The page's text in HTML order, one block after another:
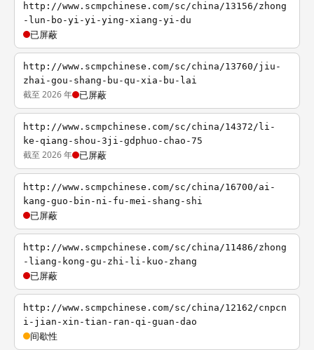
http://www.scmpchinese.com/sc/china/13156/zhong
-lun-bo-yi-yi-ying-xiang-yi-du
已屏蔽
http://www.scmpchinese.com/sc/china/13760/jiu-
zhai-gou-shang-bu-qu-xia-bu-lai
截至 2026 年 已屏蔽
http://www.scmpchinese.com/sc/china/14372/li-
ke-qiang-shou-3ji-gdphuo-chao-75
截至 2026 年 已屏蔽
http://www.scmpchinese.com/sc/china/16700/ai-
kang-guo-bin-ni-fu-mei-shang-shi
已屏蔽
http://www.scmpchinese.com/sc/china/11486/zhong
-liang-kong-gu-zhi-li-kuo-zhang
已屏蔽
http://www.scmpchinese.com/sc/china/12162/cnpcn
i-jian-xin-tian-ran-qi-guan-dao
间歇性